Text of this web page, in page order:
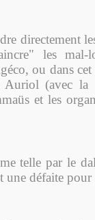
directement
les mal-
ou dans
(avec la
et les
telle par le
défaite